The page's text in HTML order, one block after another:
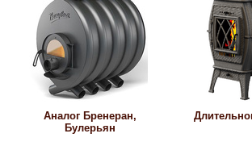
Аналог Бренеран,
Булерьян